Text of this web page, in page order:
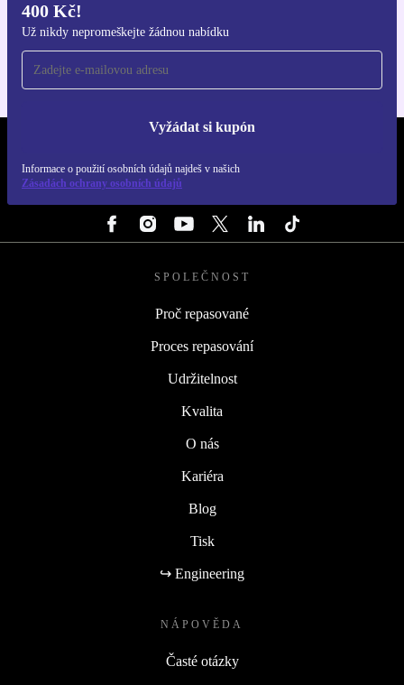
400 Kč!
Už nikdy nepromeškejte žádnou nabídku
Vyžádat si kupón
Informace o použití osobních údajů najdeš v našich
Zásadách ochrany osobních údajů
Pro iOS a Android
SPOLEČNOST
Proč repasované
Proces repasování
Udržitelnost
Kvalita
O nás
Kariéra
Blog
Tisk
↪ Engineering
NÁPOVĚDA
Časté otázky